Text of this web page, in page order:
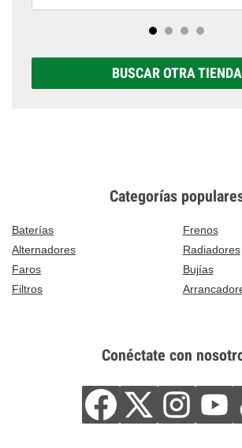
BUSCAR OTRA TIENDA
Categorías
Baterías
Frenos
Alternadores
Radiadores
Faros
Bujías
Filtros
Conéctate con